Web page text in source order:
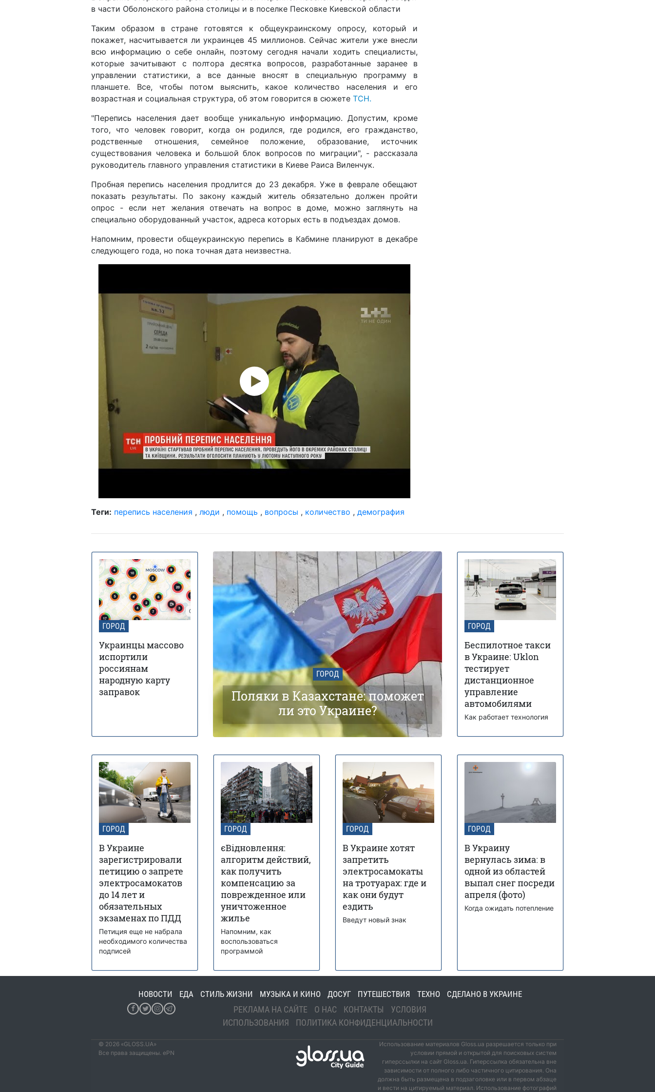
в части Оболонского района столицы и в поселке Песковке Киевской области
Таким образом в стране готовятся к общеукраинскому опросу, который и
покажет, насчитывается ли украинцев 45 миллионов. Сейчас жители уже внесли
всю информацию о себе онлайн, поэтому сегодня начали ходить специалисты,
которые зачитывают с полтора десятка вопросов, разработанные заранее в
управлении статистики, а все данные вносят в специальную программу в
планшете. Все, чтобы потом выяснить, какое количество населения и его
возрастная и социальная структура, об этом говорится в сюжете ТСН.
"Перепись населения дает вообще уникальную информацию. Допустим, кроме
того, что человек говорит, когда он родился, где родился, его гражданство,
родственные отношения, семейное положение, образование, источник
существования человека и большой блок вопросов по миграции", - рассказала
руководитель главного управления статистики в Киеве Раиса Виленчук.
Пробная перепись населения продлится до 23 декабря. Уже в феврале обещают
показать результаты. По закону каждый житель обязательно должен пройти
опрос - если нет желания отвечать на вопрос в доме, можно заглянуть на
специально оборудованный участок, адреса которых есть в подъездах домов.
Напомним, провести общеукраинскую перепись в Кабмине планируют в декабре
следующего года, но пока точная дата неизвестна.
Теги: перепись населения , люди , помощь , вопросы , количество , демография
ГОРОД
Украинцы массово
испортили
россиянам
народную карту
заправок
ГОРОД
Поляки в Казахстане: поможет
ли это Украине?
ГОРОД
Беспилотное такси
в Украине: Uklon
тестирует
дистанционное
управление
автомобилями
Как работает технология
ГОРОД
В Украине
зарегистрировали
петицию о запрете
электросамокатов
до 14 лет и
обязательных
экзаменах по ПДД
Петиция еще не набрала
необходимого количества
подписей
ГОРОД
єВідновлення:
алгоритм действий,
как получить
компенсацию за
поврежденное или
уничтоженное
жилье
Напомним, как
воспользоваться
программой
ГОРОД
В Украине хотят
запретить
электросамокаты
на тротуарах: где и
как они будут
ездить
Введут новый знак
ГОРОД
В Украину
вернулась зима: в
одной из областей
выпал снег посреди
апреля (фото)
Когда ожидать потепление
НОВОСТИ ЕДА СТИЛЬ ЖИЗНИ МУЗЫКА И КИНО ДОСУГ ПУТЕШЕСТВИЯ ТЕХНО СДЕЛАНО В УКРАИНЕ
РЕКЛАМА НА САЙТЕ О НАС КОНТАКТЫ
УСЛОВИЯ
ИСПОЛЬЗОВАНИЯ
ПОЛИТИКА КОНФИДЕНЦИАЛЬНОСТИ
© 2026 «GLOSS.UA»
Все права защищены. ePN
Использование материалов Gloss.ua разрешается только при
условии прямой и открытой для поисковых систем
гиперссылки на сайт Gloss.ua. Гиперссылка обязательна вне
зависимости от полного либо частичного цитирования. Она
должна быть размещена в подзаголовке или в первом абзаце
и вести на цитируемый материал. Использование фотографий